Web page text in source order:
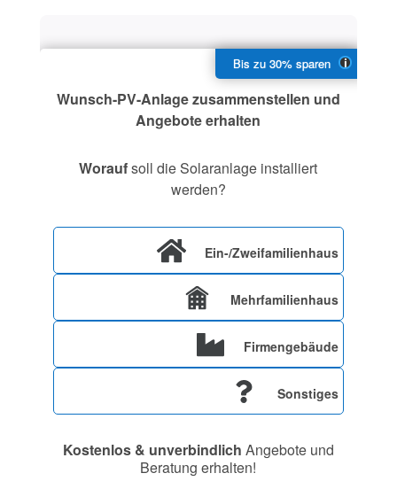
Wunsch-PV-Anlage zusammenstellen und
Angebote erhalten
Woraufsoll die Solaranlage installiert
werden?
Ein-/Zweifamilienhaus
Mehrfamilienhaus
Firmengebäude
Sonstiges
Kostenlos & unverbindlich Angebote und
Beratung erhalten!